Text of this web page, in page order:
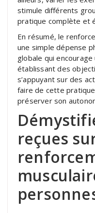
stimule différents
pratique complète et
En résumé, le
une simple dépense
globale qui
établissant des
s’appuyant sur des
faire de cette
préserver son
reçues